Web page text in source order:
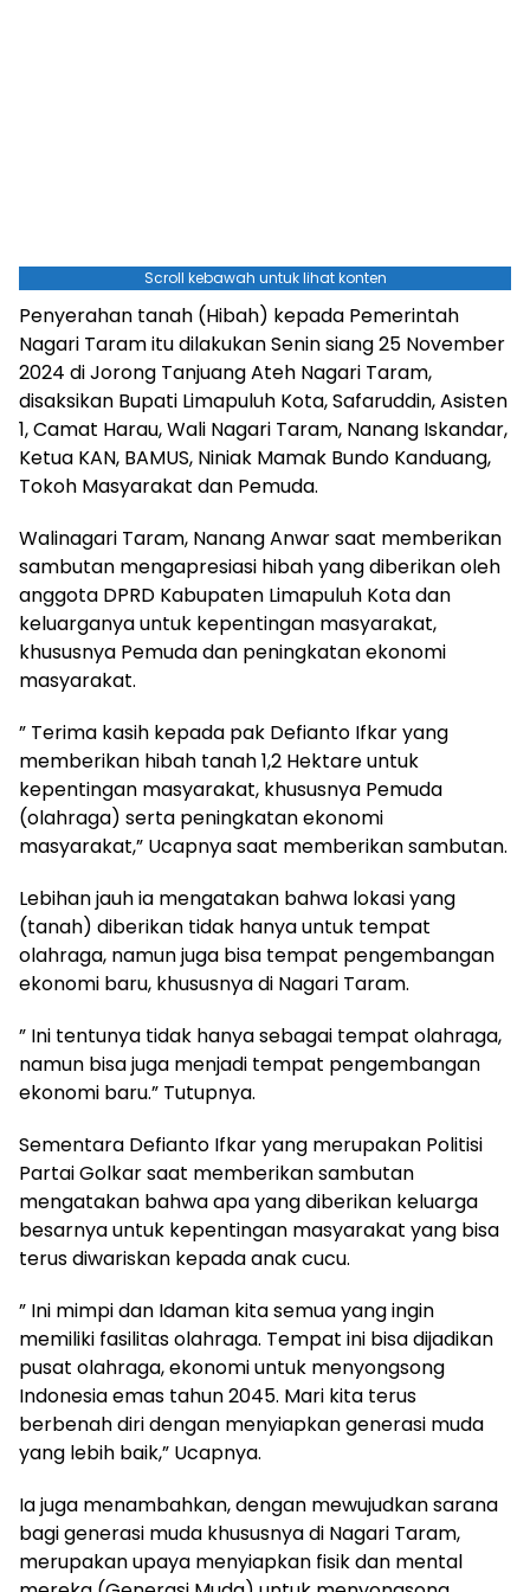
Scroll kebawah untuk lihat konten
Penyerahan tanah (Hibah) kepada Pemerintah
Nagari Taram itu dilakukan Senin siang 25 November
2024 di Jorong Tanjuang Ateh Nagari Taram,
disaksikan Bupati Limapuluh Kota, Safaruddin, Asisten
1, Camat Harau, Wali Nagari Taram, Nanang Iskandar,
Ketua KAN, BAMUS, Niniak Mamak Bundo Kanduang,
Tokoh Masyarakat dan Pemuda.
Walinagari Taram, Nanang Anwar saat memberikan
sambutan mengapresiasi hibah yang diberikan oleh
anggota DPRD Kabupaten Limapuluh Kota dan
keluarganya untuk kepentingan masyarakat,
khususnya Pemuda dan peningkatan ekonomi
masyarakat.
” Terima kasih kepada pak Defianto Ifkar yang
memberikan hibah tanah 1,2 Hektare untuk
kepentingan masyarakat, khususnya Pemuda
(olahraga) serta peningkatan ekonomi
masyarakat,” Ucapnya saat memberikan sambutan.
Lebihan jauh ia mengatakan bahwa lokasi yang
(tanah) diberikan tidak hanya untuk tempat
olahraga, namun juga bisa tempat pengembangan
ekonomi baru, khususnya di Nagari Taram.
” Ini tentunya tidak hanya sebagai tempat olahraga,
namun bisa juga menjadi tempat pengembangan
ekonomi baru.” Tutupnya.
Sementara Defianto Ifkar yang merupakan Politisi
Partai Golkar saat memberikan sambutan
mengatakan bahwa apa yang diberikan keluarga
besarnya untuk kepentingan masyarakat yang bisa
terus diwariskan kepada anak cucu.
” Ini mimpi dan Idaman kita semua yang ingin
memiliki fasilitas olahraga. Tempat ini bisa dijadikan
pusat olahraga, ekonomi untuk menyongsong
Indonesia emas tahun 2045. Mari kita terus
berbenah diri dengan menyiapkan generasi muda
yang lebih baik,” Ucapnya.
Ia juga menambahkan, dengan mewujudkan sarana
bagi generasi muda khususnya di Nagari Taram,
merupakan upaya menyiapkan fisik dan mental